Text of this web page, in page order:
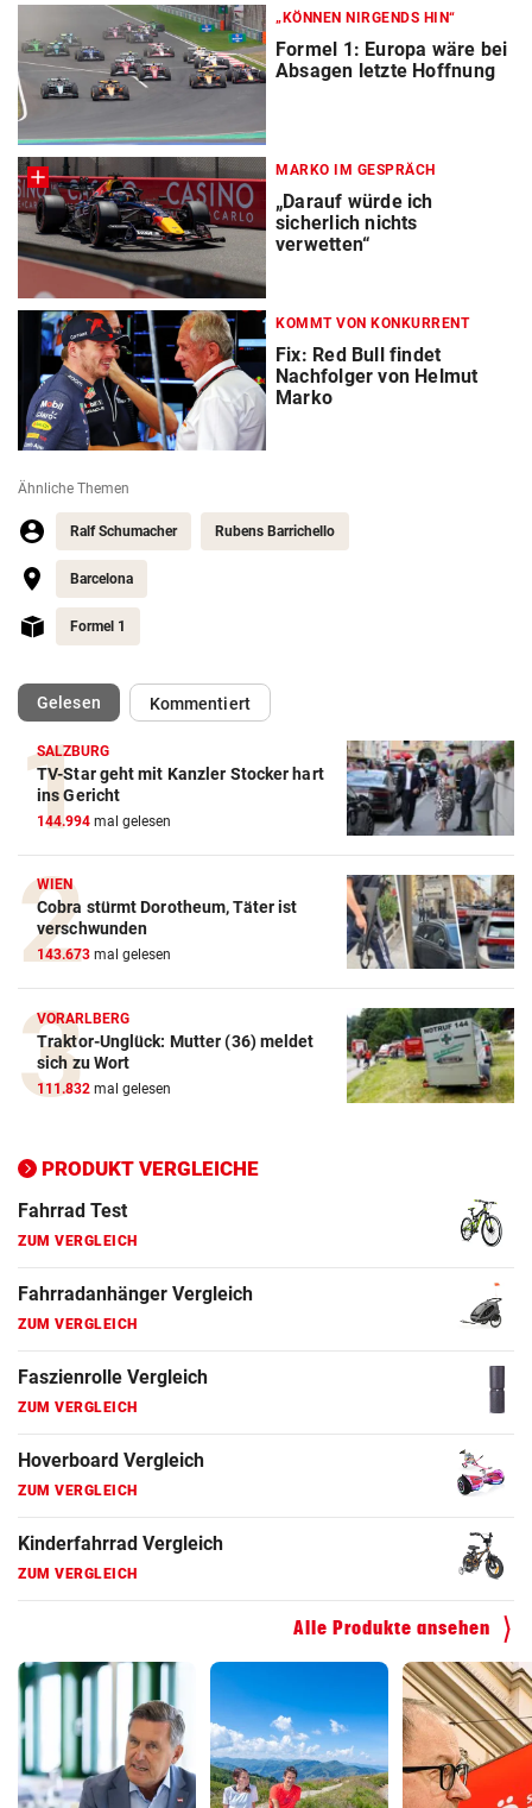
„KÖNNEN NIRGENDS HIN“
Formel 1: Europa wäre bei
Absagen letzte Hoffnung
MARKO IM GESPRÄCH
„Darauf würde ich
sicherlich nichts
verwetten“
KOMMT VON KONKURRENT
Fix: Red Bull findet
Nachfolger von Helmut
Marko
Ähnliche Themen
Ralf Schumacher Rubens Barrichello
Barcelona
Formel 1
Gelesen(ausgewählt)Kommentiert
SALZBURG
TV-Star geht mit Kanzler Stocker hart
ins Gericht
144.994 mal gelesen
WIEN
Cobra stürmt Dorotheum, Täter ist
verschwunden
143.673 mal gelesen
VORARLBERG
Traktor-Unglück: Mutter (36) meldet
sich zu Wort
111.832 mal gelesen
PRODUKT VERGLEICHE
Action-Cam Vergleich
ZUM VERGLEICH
Crosstrainer Vergleich
ZUM VERGLEICH
E-Bike Vergleich
ZUM VERGLEICH
Elektro-Scooter Vergleich
ZUM VERGLEICH
ZUM VERGLEICH
Fahrrad Test
ZUM VERGLEICH
Fahrradanhänger Vergleich
ZUM VERGLEICH
Faszienrolle Vergleich
ZUM VERGLEICH
Hoverboard Vergleich
ZUM VERGLEICH
Kinderfahrrad Vergleich
ZUM VERGLEICH
Alle Produkte ansehen